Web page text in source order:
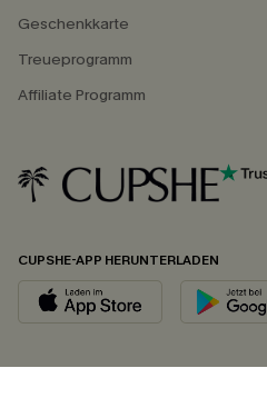
Geschenkkarte
Treueprogramm
Affiliate Programm
CUPSHE-APP HERUNTERLADEN